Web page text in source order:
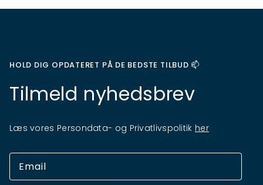
HOLD DIG OPDATERET PÅ DE BEDSTE TILBUD 📫
Tilmeld nyhedsbrev
Læs vores Persondata- og Privatlivspolitik her